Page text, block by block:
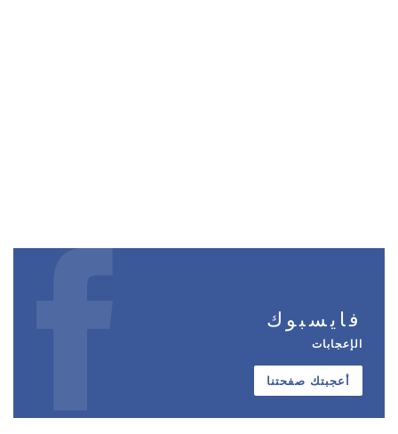
فايسبوك
الإعجابات
أعجبتك صفحتنا